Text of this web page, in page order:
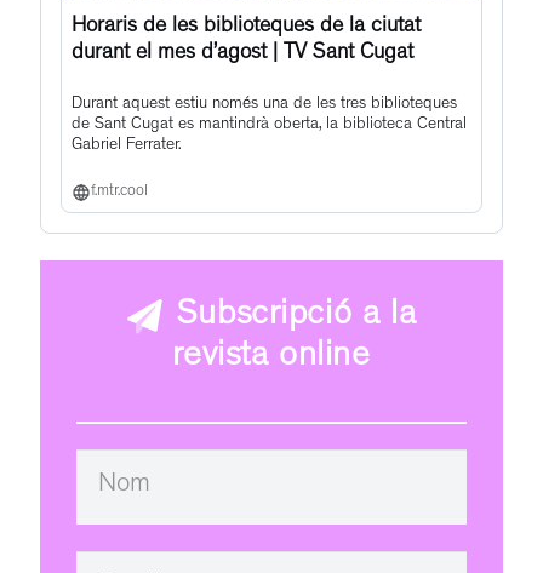
Horaris de les biblioteques de la ciutat
durant el mes d’agost | TV Sant Cugat
Durant aquest estiu només una de les tres biblioteques
de Sant Cugat es mantindrà oberta, la biblioteca Central
Gabriel Ferrater.
f.mtr.cool
Subscripció a la
revista online